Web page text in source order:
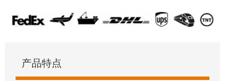
产品特点